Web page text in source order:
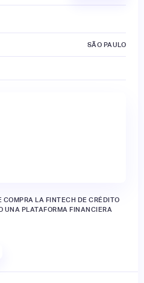
SÃO PAULO
LA FINTECH DE CRÉDITO
UNA PLATAFORMA FINANCIERA